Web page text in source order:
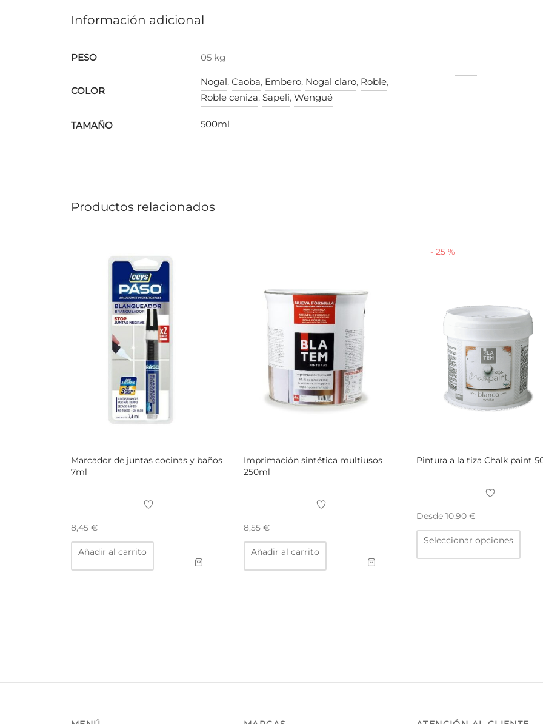
Información adicional
PESO 05 kg
COLOR
Nogal, Caoba, Embero, Nogal claro, Roble,
Roble ceniza, Sapeli, Wengué
TAMAÑO 500ml
Productos relacionados
Marcador de juntas cocinas y baños
7ml
8,45 €
Añadir al carrito
Imprimación sintética multiusos
250ml
8,55 €
Añadir al carrito
- 25 %
Pintura a la tiza Chalk paint
Desde 10,90 €
Seleccionar opciones
Este